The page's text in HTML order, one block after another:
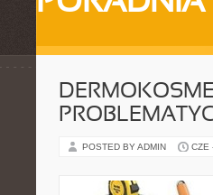
POSTED BY ADMIN CZE